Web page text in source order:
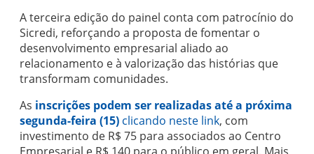
A terceira edição do painel conta com patrocínio do
Sicredi, reforçando a proposta de fomentar o
desenvolvimento empresarial aliado ao
relacionamento e à valorização das histórias que
transformam comunidades.
As inscrições podem ser realizadas até a próxima
segunda-feira (15) clicando neste link, com
investimento de R$ 75 para associados ao Centro